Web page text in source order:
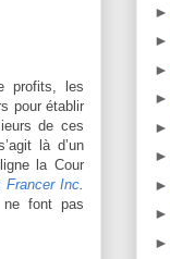
profits, les
pour établir
de ces
là d’un
la Cour
Francer Inc
ne font pas
►
►
►
►
►
►
►
►
►